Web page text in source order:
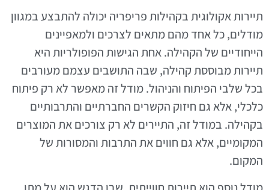
תיירות אקולוגית בקהילות פריפריה יכולה להתבצע במגוון
מודלים, כל אחד מהם מתאים לצרכים ולמאפיינים
הייחודיים של הקהילה. אחת הגישות הפופולריות היא
תיירות מבוססת קהילה, שבה התושבים עצמם מעורבים
בכל שלבי הפיתוח והניהול. מודל זה מאפשר לא רק פיתוח
כלכלי, אלא גם חיזוק הקשרים החברתיים והתרבותיים
בקהילה. במודל זה, התיירים לא רק צורכים את המוצרים
המקומיים, אלא גם חווים את התרבות והמסורות של
המקום.